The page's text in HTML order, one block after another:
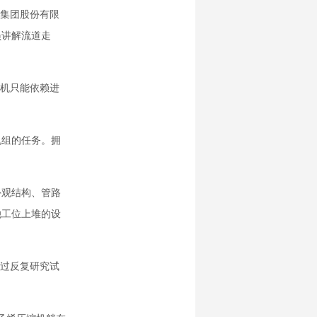
团股份有限
解流道走
只能依赖进
的任务。拥
结构、管路
位上堆的设
反复研究试